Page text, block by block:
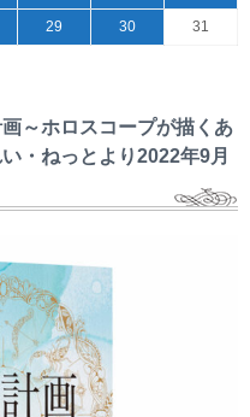
29 30
31
～ホロスコープが描くあ
・ねっとより2022年9月